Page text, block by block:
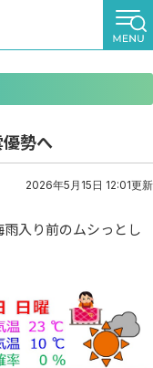
勢へ
2026年5月15日 12:01更新
入り前のムシっとし